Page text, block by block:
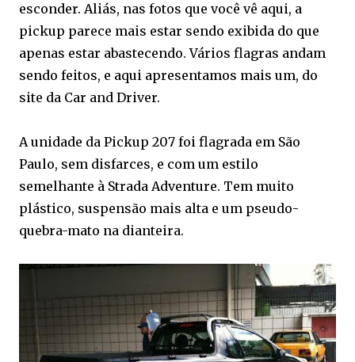
esconder. Aliás, nas fotos que você vê aqui, a
pickup parece mais estar sendo exibida do que
apenas estar abastecendo. Vários flagras andam
sendo feitos, e aqui apresentamos mais um, do
site da Car and Driver.
A unidade da Pickup 207 foi flagrada em São
Paulo, sem disfarces, e com um estilo
semelhante à Strada Adventure. Tem muito
plástico, suspensão mais alta e um pseudo-
quebra-mato na dianteira.